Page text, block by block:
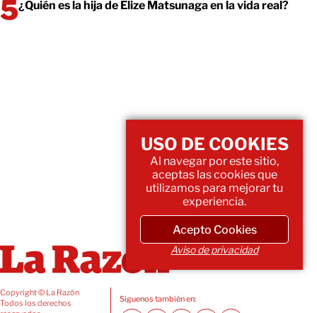
¿Quién es la hija de Elize Matsunaga en la vida real?
Copyright © La Razón
Todos los derechos
Siguenos también en:
USO DE COOKIES
Al navegar por este sitio,
aceptas las cookies que
utilizamos para mejorar tu
experiencia.
Acepto Cookies
Aviso de privacidad